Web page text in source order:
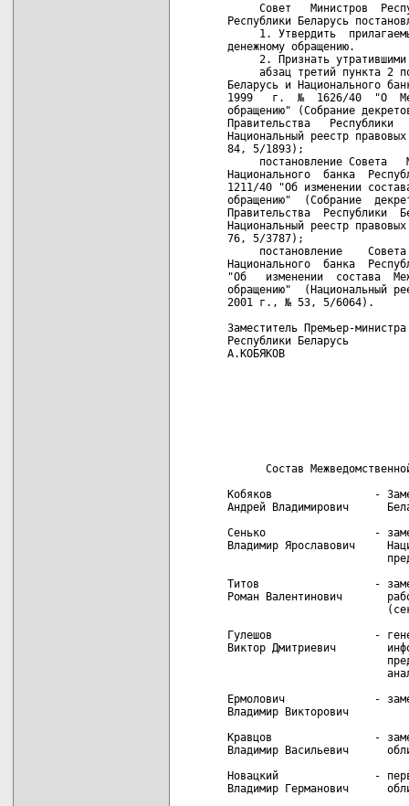
Совет   Министров
Республики Беларусь
1. Утвердить
денежному обращению.
2. Признать утратившими
абзац третий пункта 2
Беларусь и Национального
1999   г.  №  1626/40  "О
обращению" (Собрание
Правительства
Национальный реестр
84, 5/1893);
постановление Совета
Национального  банка
1211/40 "Об изменении
обращению"  (Собрание
Правительства
Национальный реестр
76, 5/3787);
постановление
Национального  банка
"Об   изменении  состава
обращению"  (Национальный
2001 г., № 53, 5/6064).
Заместитель Премьер-
Республики Беларусь
А.КОБЯКОВ
Состав
Кобяков                -
Андрей Владимирович
Сенько                 -
Владимир Ярославович
Титов                  -
Роман Валентинович
Гулешов                -
Виктор Дмитриевич
Ермолович              -
Владимир Викторович
Кравцов                -
Владимир Васильевич
Новацкий               - первый
Владимир Германович